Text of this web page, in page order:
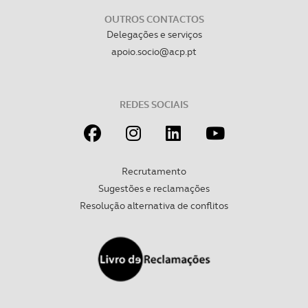
Realçamos que o bloqueio de certo tipo de Cookies e
tecnologias similares pode ter impacto na sua
OUTROS CONTACTOS
Delegações e serviços
apoio.socio@acp.pt
REDES SOCIAIS
Recrutamento
Sugestões e reclamações
Resolução alternativa de conflitos